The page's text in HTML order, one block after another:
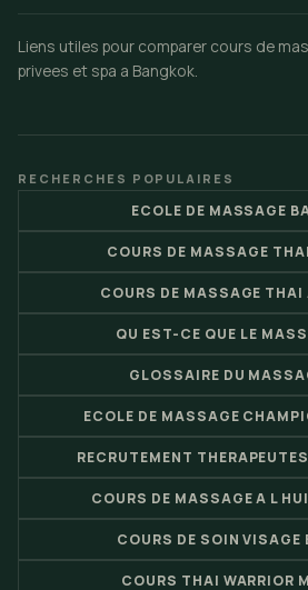
Liens utiles pour comparer cours de
privees et spa a Bangkok.
RECHERCHES POPULAIRES
ECOLE DE MASSAGE
COURS DE MASSAGE
COURS DE MASSAGE THAI
QU EST-CE QUE LE
GLOSSAIRE DU
ECOLE DE MASSAGE
RECRUTEMENT
COURS DE MASSAGE A L
COURS DE SOIN VISAGE
COURS THAI WARRIOR